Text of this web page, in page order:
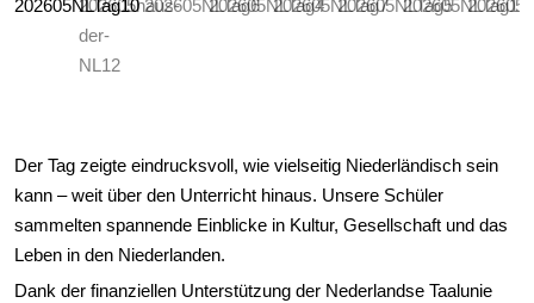
Der Tag zeigte eindrucksvoll, wie vielseitig Niederländisch sein
kann – weit über den Unterricht hinaus. Unsere Schüler
sammelten spannende Einblicke in Kultur, Gesellschaft und das
Leben in den Niederlanden.
Dank der finanziellen Unterstützung der Nederlandse Taalunie